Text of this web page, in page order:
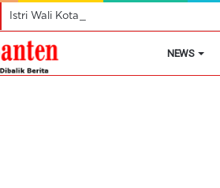
Istri Wali Kota Ajak Perempuan Cilegon
NEWS